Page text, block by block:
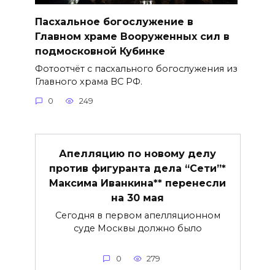
Пасхальное богослужение в
Главном храме Вооруженных сил в
подмосковной Кубинке
Фотоотчёт с пасхального богослужения из
Главного храма ВС РФ.
0 249
Апелляцию по новому делу
против фигуранта дела “Сети”*
Максима Иванкина** перенесли
на 30 мая
Сегодня в первом апелляционном
суде Москвы должно было
0 279